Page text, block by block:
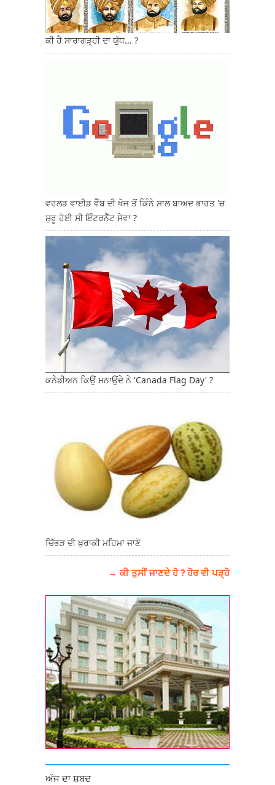
ਕੀ ਹੈ ਸਾਰਾਗੜ੍ਹੀ ਦਾ ਯੁੱਧ... ?
ਵਰਲਡ ਵਾਈਡ ਵੈੱਬ ਦੀ ਖੋਜ ਤੋਂ ਕਿੰਨੇ ਸਾਲ ਬਾਅਦ ਭਾਰਤ 'ਚ
ਸ਼ੁਰੂ ਹੋਈ ਸੀ ਇੰਟਰਨੈੱਟ ਸੇਵਾ ?
ਕਨੇਡੀਅਨ ਕਿਉਂ ਮਨਾਉਂਦੇ ਨੇ 'Canada Flag Day' ?
ਚਿੱਭੜ ਦੀ ਖ਼ੁਰਾਕੀ ਮਹਿਮਾ ਜਾਣੋ
→ ਕੀ ਤੁਸੀਂ ਜਾਣਦੇ ਹੋ ? ਹੋਰ ਵੀ ਪੜ੍ਹੋ
ਅੱਜ ਦਾ ਸ਼ਬਦ